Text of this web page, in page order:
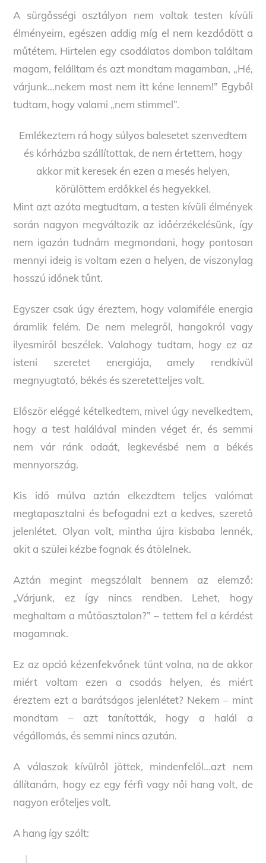
A sürgősségi osztályon nem voltak testen kívüli
élményeim, egészen addig míg el nem kezdődött a
műtétem. Hirtelen egy csodálatos dombon találtam
magam, felálltam és azt mondtam magamban, „Hé,
várjunk…nekem most nem itt kéne lennem!” Egyből
tudtam, hogy valami „nem stimmel”.
Emlékeztem rá hogy súlyos balesetet szenvedtem
és kórházba szállítottak, de nem értettem, hogy
akkor mit keresek én ezen a mesés helyen,
körülöttem erdőkkel és hegyekkel.
Mint azt azóta megtudtam, a testen kívüli élmények
során nagyon megváltozik az időérzékelésünk, így
nem igazán tudnám megmondani, hogy pontosan
mennyi ideig is voltam ezen a helyen, de viszonylag
hosszú időnek tűnt.
Egyszer csak úgy éreztem, hogy valamiféle energia
áramlik felém. De nem melegről, hangokról vagy
ilyesmiről beszélek. Valahogy tudtam, hogy ez az
isteni szeretet energiája, amely rendkívül
megnyugtató, békés és szeretetteljes volt.
Először eléggé kételkedtem, mivel úgy nevelkedtem,
hogy a test halálával minden véget ér, és semmi
nem vár ránk odaát, legkevésbé nem a békés
mennyország.
Kis idő múlva aztán elkezdtem teljes valómat
megtapasztalni és befogadni ezt a kedves, szerető
jelenlétet. Olyan volt, mintha újra kisbaba lennék,
akit a szülei kézbe fognak és átölelnek.
Aztán megint megszólalt bennem az elemző:
„Várjunk, ez így nincs rendben. Lehet, hogy
meghaltam a műtőasztalon?” – tettem fel a kérdést
magamnak.
Ez az opció kézenfekvőnek tűnt volna, na de akkor
miért voltam ezen a csodás helyen, és miért
éreztem ezt a barátságos jelenlétet? Nekem – mint
mondtam – azt tanították, hogy a halál a
végállomás, és semmi nincs azután.
A válaszok kívülről jöttek, mindenfelől…azt nem
állítanám, hogy ez egy férfi vagy női hang volt, de
nagyon erőteljes volt.
A hang így szólt: